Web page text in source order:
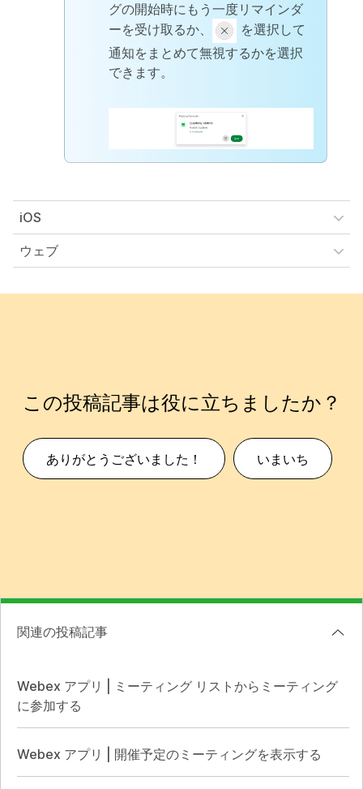
グの開始時にもう一度リマインダ
ーを受け取るか、
を選択して
通知をまとめて無視するかを選択
できます。
iOS
ウェブ
この投稿記事は役に立ちましたか？
ありがとうございました！ いまいち
関連の投稿記事
Webex アプリ | ミーティング リストからミーティング
に参加する
Webex アプリ | 開催予定のミーティングを表示する